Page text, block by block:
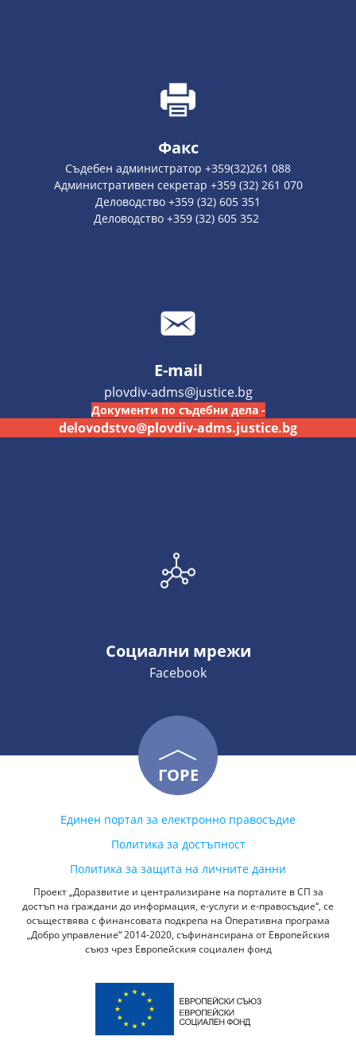
Факс
Съдебен администратор +359(32)261 088
Административен секретар +359 (32) 261 070
Деловодство +359 (32) 605 351
Деловодство +359 (32) 605 352
E-mail
plovdiv-adms@justice.bg
Документи по съдебни дела -
delovodstvo@plovdiv-adms.justice.bg
Социални мрежи
Facebook
ГОРЕ
Единен портал за електронно правосъдие
Политика за достъпност
Политика за защита на личните данни
Проект „Доразвитие и централизиране на порталите в СП за
достъп на граждани до информация, е-услуги и е-правосъдие“, се
осъществява с финансовата подкрепа на Оперативна програма
„Добро управление“ 2014-2020, съфинансирана от Европейския
съюз чрез Европейския социален фонд